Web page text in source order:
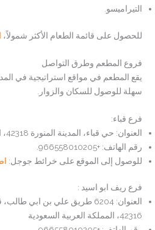
التيراميسو.
للحصول على قائمة الطعام الأكثر شمولاً،
فروع المطعم وطرق التواصل
يقع المطعم في مواقع استراتيجية في
سهلة للوصول للسكان والزوار.
فرع قباء:
العنوان: حي قباء، المدينة المنورة 42318، المملكة العربية السعودية
رقم الهاتف: +966558010205.
للوصول إلى الموقع على خرائط جوجل:
فرع ريف ابو اسيد :
42316، المملكة العربية السعودية